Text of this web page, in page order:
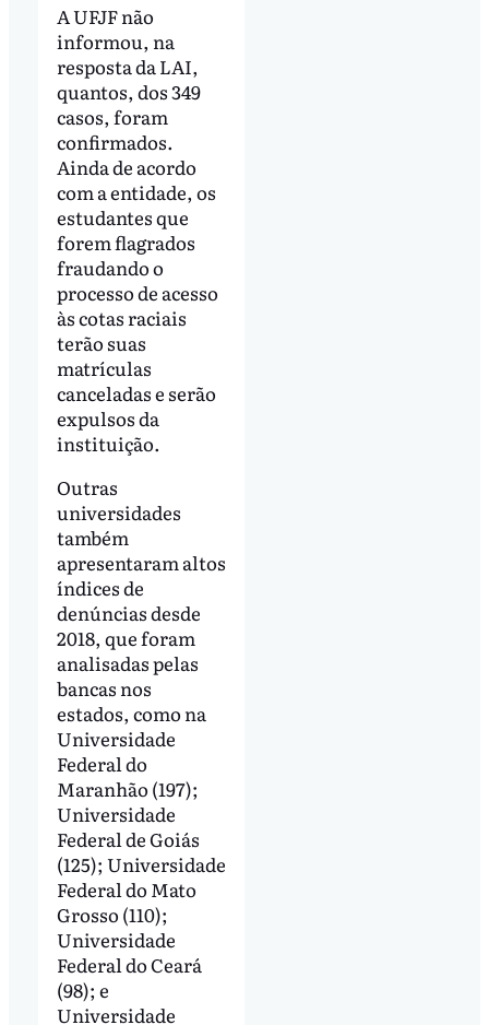
A UFJF não
informou, na
resposta da LAI,
quantos, dos 349
casos, foram
confirmados.
Ainda de acordo
com a entidade, os
estudantes que
forem flagrados
fraudando o
processo de acesso
às cotas raciais
terão suas
matrículas
canceladas e serão
expulsos da
instituição.
Outras
universidades
também
apresentaram altos
índices de
denúncias desde
2018, que foram
analisadas pelas
bancas nos
estados, como na
Universidade
Federal do
Maranhão (197);
Universidade
Federal de Goiás
(125); Universidade
Federal do Mato
Grosso (110);
Universidade
Federal do Ceará
(98); e
Universidade